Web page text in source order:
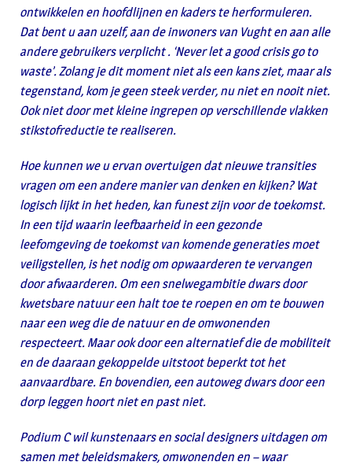
ontwikkelen en hoofdlijnen en kaders te herformuleren.
Dat bent u aan uzelf, aan de inwoners van Vught en aan alle
andere gebruikers verplicht . ‘Never let a good crisis go to
waste’. Zolang je dit moment niet als een kans ziet, maar als
tegenstand, kom je geen steek verder, nu niet en nooit niet.
Ook niet door met kleine ingrepen op verschillende vlakken
stikstofreductie te realiseren.
Hoe kunnen we u ervan overtuigen dat nieuwe transities
vragen om een andere manier van denken en kijken? Wat
logisch lijkt in het heden, kan funest zijn voor de toekomst.
In een tijd waarin leefbaarheid in een gezonde
leefomgeving de toekomst van komende generaties moet
veiligstellen, is het nodig om opwaarderen te vervangen
door afwaarderen. Om een snelwegambitie dwars door
kwetsbare natuur een halt toe te roepen en om te bouwen
naar een weg die de natuur en de omwonenden
respecteert. Maar ook door een alternatief die de mobiliteit
en de daaraan gekoppelde uitstoot beperkt tot het
aanvaardbare. En bovendien, een autoweg dwars door een
dorp leggen hoort niet en past niet.
Podium C wil kunstenaars en social designers uitdagen om
samen met beleidsmakers, omwonenden en – waar